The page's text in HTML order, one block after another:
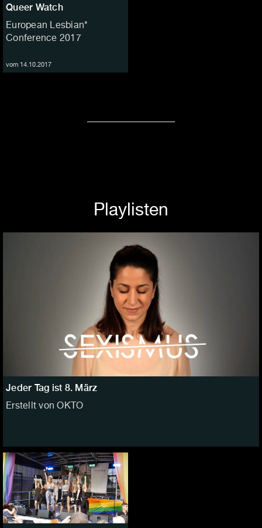
Queer Watch
European Lesbian*
Conference 2017
vom 14.10.2017
Playlisten
Jeder Tag ist 8. März
Erstellt von OKTO